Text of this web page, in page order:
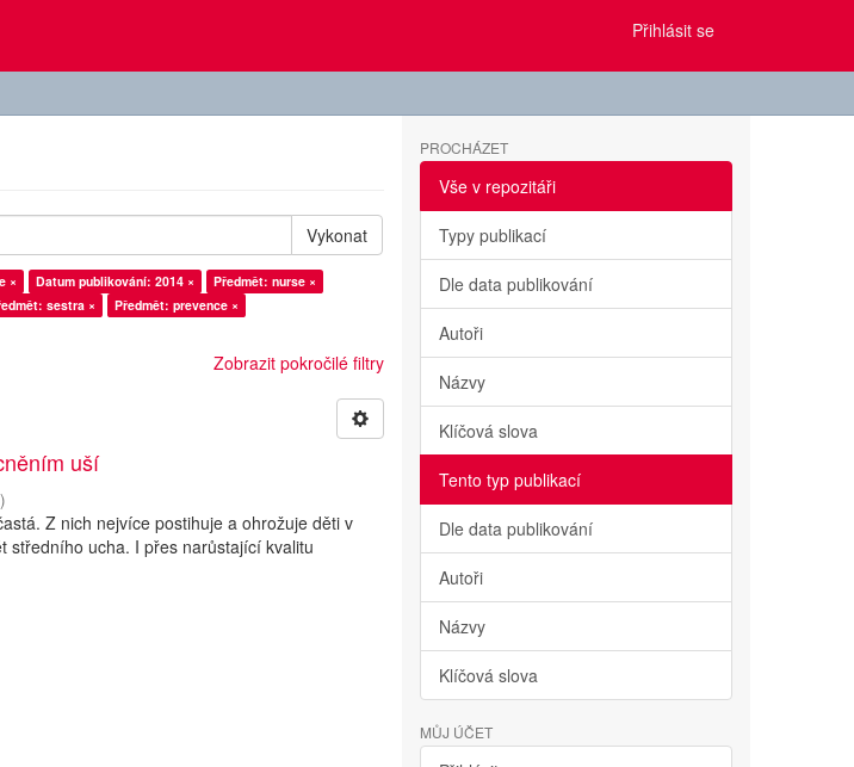
Přihlásit se
Vykonat
× Datum publikování: 2014 ×
Předmět: nurse ×
sestra ×
Předmět: prevence ×
Zobrazit pokročilé filtry
uší
)
Z nich nejvíce postihuje a ohrožuje děti v
středního ucha. I přes narůstající kvalitu
PROCHÁZET
Vše v repozitáři
Typy publikací
Dle data publikování
Autoři
Názvy
Klíčová slova
Tento typ publikací
Dle data publikování
Autoři
Názvy
Klíčová slova
MŮJ ÚČET